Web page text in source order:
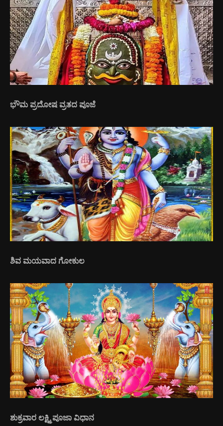
ಭೌಮ ಪ್ರದೋಷ ವ್ರತದ ಪೂಜೆ
ಶಿವ ಮಯವಾದ ಗೋಕುಲ
ಶುಕ್ರವಾರ ಲಕ್ಷ್ಮಿ ಪೂಜಾ ವಿಧಾನ